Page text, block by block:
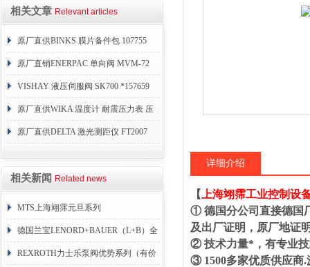
相关文章 Relevant articles
原厂直供BINKS 膜片备件包 107755
原厂直销ENERPAC 单向阀 MVM-72
VISHAY 液压伺服阀 SK700 *157659
原厂直供WIKA 温度计 耐震压力表 压
力开关 变送器
原厂直供DELTA 激光测距仪 FT2007
相关新闻 Related news
MTS上海翊霈元旦系列
RHM3050MR081A01
德国兰宝LENORD+BAUER（L+B）全
系列编码器
REXROTH力士乐泵阀优势系列（有价
详细介绍
【
上海翊霈工业控制设
① 德国分公司直接德国
及出厂证明，原厂地证
② 技术力量*，有专业技
③ 1500多家优质供应商.